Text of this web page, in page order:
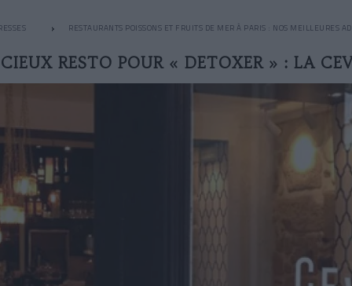
RESTAURANTS POISSONS ET FRUITS DE MER À PARIS : NOS MEILLEURES
RESTO POUR « DETOXER » : LA